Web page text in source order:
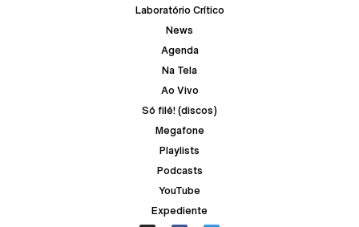
Laboratório Crítico
News
Agenda
Na Tela
Ao Vivo
Só filé! (discos)
Megafone
Playlists
Podcasts
YouTube
Expediente